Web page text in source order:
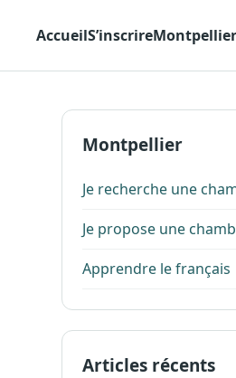
AccueilS’inscrireMontpellier
Montpellier
Je recherche une
Je propose une
Apprendre le français
Articles récents